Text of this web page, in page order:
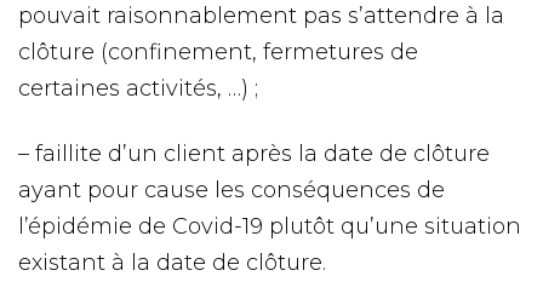
pouvait raisonnablement pas s’attendre à la
clôture (confinement, fermetures de
certaines activités, …) ;
– faillite d’un client après la date de clôture
ayant pour cause les conséquences de
l’épidémie de Covid-19 plutôt qu’une situation
existant à la date de clôture.